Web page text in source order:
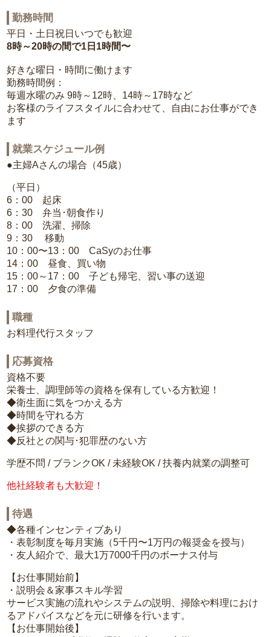
勤務時間
平日・土日祝日いつでも歓迎
8時～20時の間で1日1時間〜
好きな曜日・時間に働けます
勤務時間例：
毎週水曜のみ 9時～12時、14時～17時など
お客様のライフスタイルに合わせて、自由にお仕事ができ
ます
就業スケジュール例
●主婦Aさんの場合（45歳）
（平日）
6：00 起床
6：30 弁当･朝食作り
8：00 洗濯、掃除
9：30 移動
10：00〜13：00 CaSyのお仕事
14：00 昼食、買い物
15：00～17：00 子ども帰宅、習い事の送迎
17：00 夕食の準備
職種
お料理代行スタッフ
応募資格
資格不要
栄養士、調理師等の資格を保有している方歓迎！
◆衛生面に気をつかえる方
◆時間を守れる方
◆挨拶のできる方
◆反社との関与･犯罪歴のない方
学歴不問 / ブランクOK / 未経験OK / 扶養内就業の調整可
他社経験者も大歓迎！
待遇
◆各種インセンティブあり
・表彰制度を毎月実施（5千円〜1万円の報奨金を授与）
・友人紹介で、最大1万7000千円のボーナス付与
【お仕事開始前】
・説明会＆家事スキル学習
サービス実施の流れやシステムの説明、掃除や料理におけ
るアドバイスなどを元に研修を行います。
【お仕事開始後】